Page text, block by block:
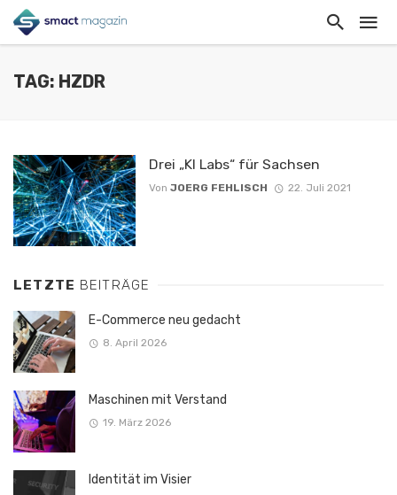
TAG: HZDR
Drei „KI Labs“ für Sachsen
Von JOERG FEHLISCH 22. Juli 2021
LETZTE BEITRÄGE
E-Commerce neu gedacht
8. April 2026
Maschinen mit Verstand
19. März 2026
Identität im Visier